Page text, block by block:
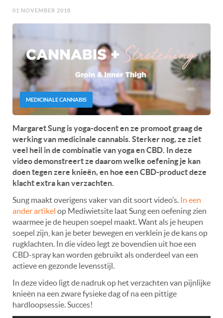
01 NOVEMBER 2018
MEDICINALE CANNABIS
Margaret Sung is yoga-docent en ze promoot graag de
werking van medicinale cannabis. Sterker nog, ze ziet
veel heil in de combinatie van yoga en CBD. In deze
video demonstreert ze daarom welke oefening je kan
doen tegen zere knieën, en hoe een CBD-product deze
klacht extra kan verzachten.
Sung maakt overigens vaker van dit soort video’s. In een
ander artikel op Mediwietsite laat Sung een oefening zien
waarmee je de heupen soepel maakt. Want als je heupen
soepel zijn, kan je beter bewegen en verklein je de kans op
rugklachten. In die video legt ze bovendien uit hoe een
CBD-spray kan worden gebruikt als onderdeel van een
actieve en gezonde levensstijl.
In deze video ligt de nadruk op het verzachten van pijnlijke
knieën na een zware fysieke dag of na een pittige
hardloopsessie. Succes!